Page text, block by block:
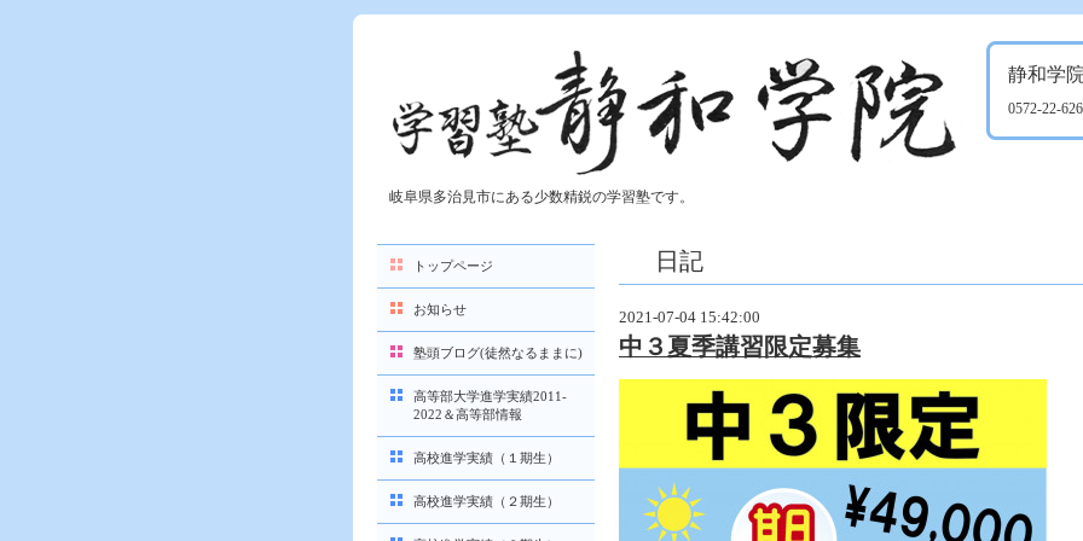
静和学
0572-22-
岐阜県多治見市にある少数精鋭の学習塾です。
日記
2021-07-04 15:42:00
中３夏季講習限定募集
トップページ
お知らせ
塾頭ブログ(徒然なるままに)
高等部大学進学実績2011-
2022＆高等部情報
高校進学実績（１期生）
高校進学実績（２期生）